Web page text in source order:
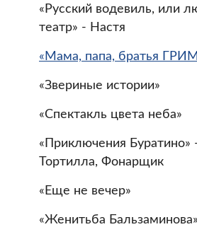
«Русский водевиль, или
театр» - Настя
«Мама, папа, братья
«Звериные истории»
«Спектакль цвета неба»
«Приключения Буратино»
Тортилла, Фонарщик
«Еще не вечер»
«Женитьба